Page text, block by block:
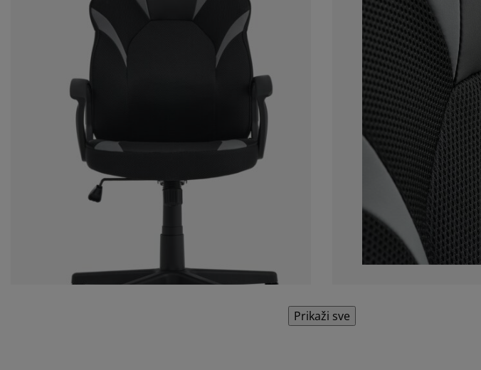
Prikaži sve